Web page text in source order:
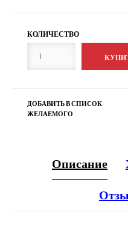
КОЛИЧЕСТВО
ДОБАВИТЬ В СПИСОК
ЖЕЛАЕМОГО
Описание